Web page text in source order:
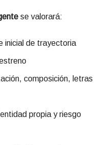
se valorará:
inicial de trayectoria
composición, letras
propia y riesgo